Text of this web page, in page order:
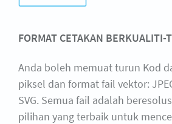
FORMAT CETAKAN BERKUALITI-
Anda boleh memuat turun Kod
piksel dan format fail vektor:
SVG. Semua fail adalah
pilihan yang terbaik untuk